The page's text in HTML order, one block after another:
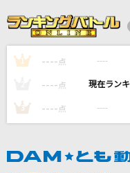
Mrs. GREEN APPLE
Listeners
ミュウ(CV:高橋李依)
[生音]ひまわりの約束
1 ---- 点 ----
---- 点 ----
3 ---- 点 ----